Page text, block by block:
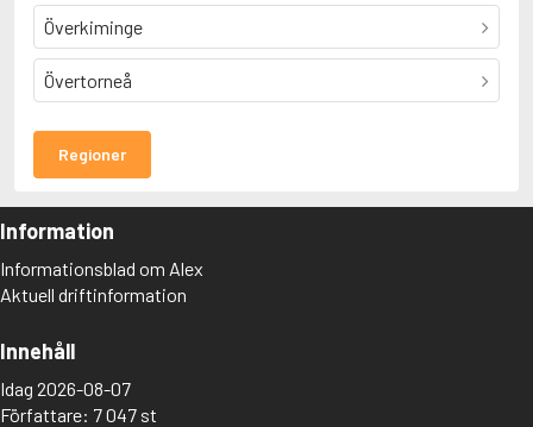
Överkiminge
Övertorneå
Regioner
Information
Informationsblad om Alex
Aktuell driftinformation
Innehåll
Idag 2026-08-07
Författare: 7 047 st